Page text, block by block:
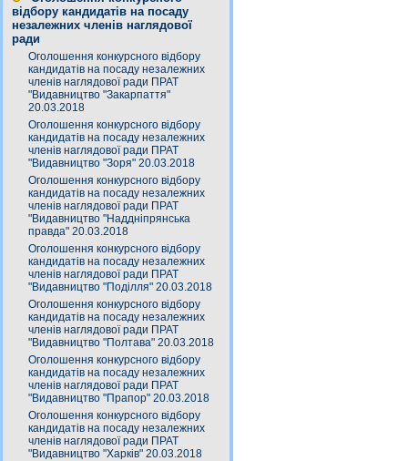
відбору кандидатів на посаду
незалежних членів наглядової
ради
Оголошення конкурсного відбору
кандидатів на посаду незалежних
членів наглядової ради ПРАТ
"Видавництво "Закарпаття"
20.03.2018
Оголошення конкурсного відбору
кандидатів на посаду незалежних
членів наглядової ради ПРАТ
"Видавництво "Зоря" 20.03.2018
Оголошення конкурсного відбору
кандидатів на посаду незалежних
членів наглядової ради ПРАТ
"Видавництво "Наддніпрянська
правда" 20.03.2018
Оголошення конкурсного відбору
кандидатів на посаду незалежних
членів наглядової ради ПРАТ
"Видавництво "Поділля" 20.03.2018
Оголошення конкурсного відбору
кандидатів на посаду незалежних
членів наглядової ради ПРАТ
"Видавництво "Полтава" 20.03.2018
Оголошення конкурсного відбору
кандидатів на посаду незалежних
членів наглядової ради ПРАТ
"Видавництво "Прапор" 20.03.2018
Оголошення конкурсного відбору
кандидатів на посаду незалежних
членів наглядової ради ПРАТ
"Видавництво "Харків" 20.03.2018